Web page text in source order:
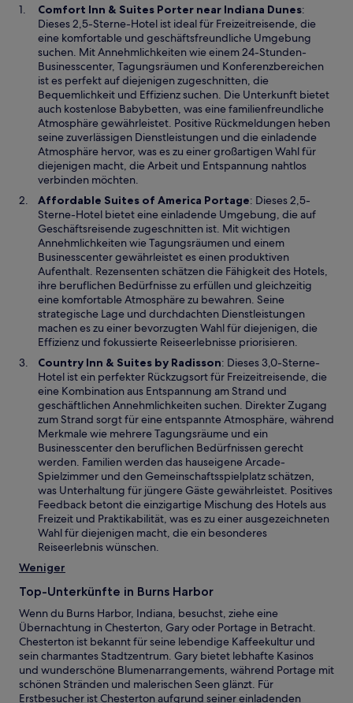
Comfort Inn & Suites Porter near Indiana DunesW
i
r
d
i
e
i
n
e
m
n
u
e
n
s
t
r
g
ö
f
n
e
:
Dieses 2,5-Sterne-Hotel ist ideal für Freizeitreisende, die
eine komfortable und geschäftsfreundliche Umgebung
suchen. Mit Annehmlichkeiten wie einem 24-Stunden-
Businesscenter, Tagungsräumen und Konferenzbereichen
ist es perfekt auf diejenigen zugeschnitten, die
Bequemlichkeit und Effizienz suchen. Die Unterkunft bietet
auch kostenlose Babybetten, was eine familienfreundliche
Atmosphäre gewährleistet. Positive Rückmeldungen heben
seine zuverlässigen Dienstleistungen und die einladende
Atmosphäre hervor, was es zu einer großartigen Wahl für
diejenigen macht, die Arbeit und Entspannung nahtlos
verbinden möchten.
Affordable Suites of America PortageW
i
r
d
i
n
e
i
n
e
m
e
u
e
n
F
e
n
s
t
e
r
g
e
e
t
: Dieses 2,5-
Sterne-Hotel bietet eine einladende Umgebung, die auf
Geschäftsreisende zugeschnitten ist. Mit wichtigen
Annehmlichkeiten wie Tagungsräumen und einem
Businesscenter gewährleistet es einen produktiven
Aufenthalt. Rezensenten schätzen die Fähigkeit des Hotels,
ihre beruflichen Bedürfnisse zu erfüllen und gleichzeitig
eine komfortable Atmosphäre zu bewahren. Seine
strategische Lage und durchdachten Dienstleistungen
machen es zu einer bevorzugten Wahl für diejenigen, die
Effizienz und fokussierte Reiseerlebnisse priorisieren.
Country Inn & Suites by RadissonW
i
r
d
i
n
e
i
n
e
m
n
e
n
s
t
e
r
g
: Dieses 3,0-Sterne-
Hotel ist ein perfekter Rückzugsort für Freizeitreisende, die
eine Kombination aus Entspannung am Strand und
geschäftlichen Annehmlichkeiten suchen. Direkter Zugang
zum Strand sorgt für eine entspannte Atmosphäre, während
Merkmale wie mehrere Tagungsräume und ein
Businesscenter den beruflichen Bedürfnissen gerecht
werden. Familien werden das hauseigene Arcade-
Spielzimmer und den Gemeinschaftsspielplatz schätzen,
was Unterhaltung für jüngere Gäste gewährleistet. Positives
Feedback betont die einzigartige Mischung des Hotels aus
Freizeit und Praktikabilität, was es zu einer ausgezeichneten
Wahl für diejenigen macht, die ein besonderes
Reiseerlebnis wünschen.
Weniger
Top-Unterkünfte in Burns Harbor
Wenn du Burns Harbor, Indiana, besuchst, ziehe eine
Übernachtung in Chesterton, Gary oder Portage in Betracht.
Chesterton ist bekannt für seine lebendige Kaffeekultur und
sein charmantes Stadtzentrum. Gary bietet lebhafte Kasinos
und wunderschöne Blumenarrangements, während Portage mit
schönen Stränden und malerischen Seen glänzt. Für
Erstbesucher ist Chesterton aufgrund seiner einladenden